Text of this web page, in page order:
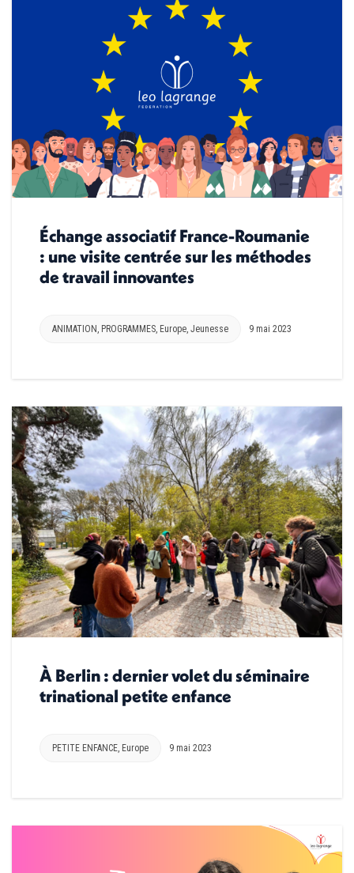
Échange associatif France-Roumanie
: une visite centrée sur les méthodes
de travail innovantes
ANIMATION PROGRAMMES Europe Jeunesse 9 mai 2023
À Berlin : dernier volet du séminaire
trinational petite enfance
PETITE ENFANCE, Europe 9 mai 2023